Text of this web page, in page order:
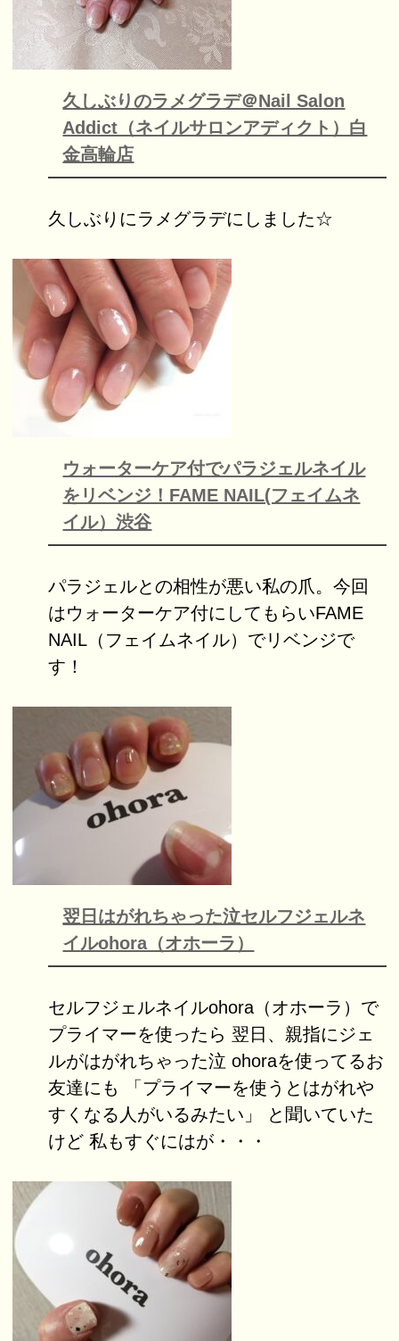
久しぶりのラメグラデ＠Nail Salon
Addict（ネイルサロンアディクト）白
金高輪店
久しぶりにラメグラデにしました☆
ウォーターケア付でパラジェルネイル
をリベンジ！FAME NAIL(フェイムネ
イル）渋谷
パラジェルとの相性が悪い私の爪。今回
はウォーターケア付にしてもらいFAME
NAIL（フェイムネイル）でリベンジで
す！
翌日はがれちゃった泣セルフジェルネ
イルohora（オホーラ）
セルフジェルネイルohora（オホーラ）で
プライマーを使ったら 翌日、親指にジェ
ルがはがれちゃった泣 ohoraを使ってるお
友達にも 「プライマーを使うとはがれや
すくなる人がいるみたい」 と聞いていた
けど 私もすぐにはが・・・